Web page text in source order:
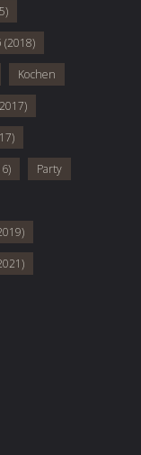
(2018)
Kochen
Party